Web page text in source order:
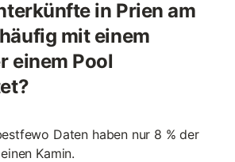
in Prien am
mit einem
einem Pool
Daten haben nur 8 % der
Kamin.